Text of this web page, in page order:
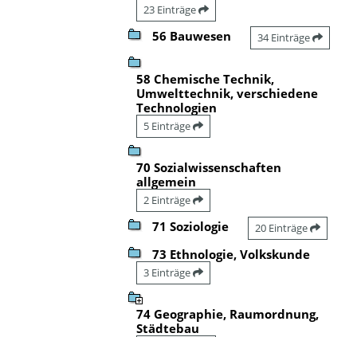
23 Einträge
56 Bauwesen 34 Einträge
58 Chemische Technik,
Umwelttechnik, verschiedene
Technologien
5 Einträge
70 Sozialwissenschaften
allgemein
2 Einträge
71 Soziologie 20 Einträge
73 Ethnologie, Volkskunde
3 Einträge
74 Geographie, Raumordnung,
Städtebau